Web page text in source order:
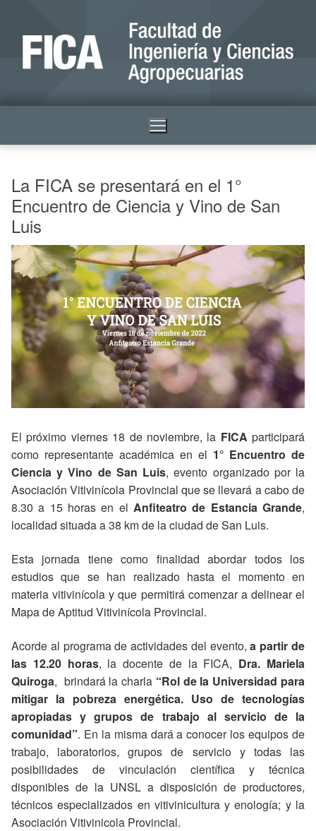
La FICA se presentará en el 1°
Encuentro de Ciencia y Vino de San
Luis
El próximo viernes 18 de noviembre, la FICA participará
como representante académica en el 1° Encuentro de
Ciencia y Vino de San Luis, evento organizado por la
Asociación Vitivinícola Provincial que se llevará a cabo de
8.30 a 15 horas en el Anfiteatro de Estancia Grande,
localidad situada a 38 km de la ciudad de San Luis.
Esta jornada tiene como finalidad abordar todos los
estudios que se han realizado hasta el momento en
materia vitivinícola y que permitirá comenzar a delinear el
Mapa de Aptitud Vitivinícola Provincial.
Acorde al programa de actividades del evento,a partir de
las 12.20 horas, la docente de la FICA, Dra. Mariela
Quiroga, brindará la charla “Rol de la Universidad para
mitigar la pobreza energética. Uso de tecnologías
apropiadas y grupos de trabajo al servicio de la
comunidad”. En la misma dará a conocer los equipos de
trabajo, laboratorios, grupos de servicio y todas las
posibilidades de vinculación científica y técnica
disponibles de la UNSL a disposición de productores,
técnicos especializados en vitivinicultura y enología; y la
Asociación Vitivinicola Provincial.